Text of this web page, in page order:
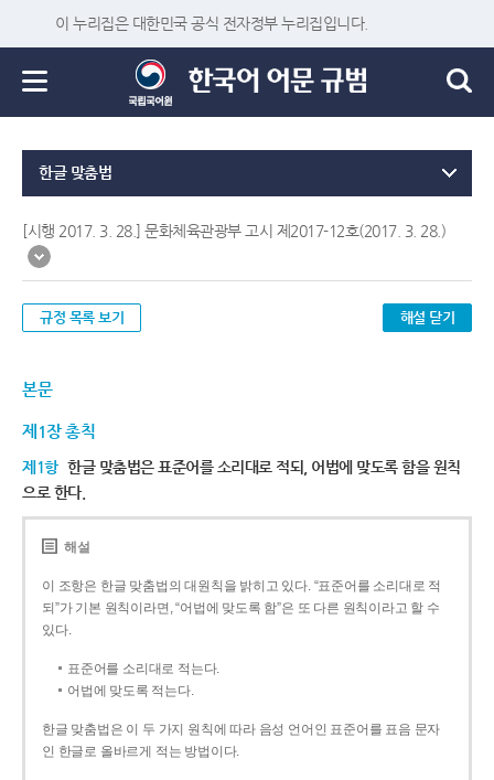
이 누리집은 대한민국 공식 전자정부 누리집입니다.
한글 맞춤법
[시행 2017. 3. 28.] 문화체육관광부 고시 제2017-12호(2017. 3. 28.)
규정 목록 보기 해설 닫기
본문
제1장 총칙
제1항 한글 맞춤법은 표준어를 소리대로 적되, 어법에 맞도록 함을 원칙
으로 한다.
해설
이 조항은 한글 맞춤법의 대원칙을 밝히고 있다. “표준어를 소리대로 적
되”가 기본 원칙이라면, “어법에 맞도록 함”은 또 다른 원칙이라고 할 수
있다.
표준어를 소리대로 적는다.
어법에 맞도록 적는다.
한글 맞춤법은 이 두 가지 원칙에 따라 음성 언어인 표준어를 표음 문자
인 한글로 올바르게 적는 방법이다.